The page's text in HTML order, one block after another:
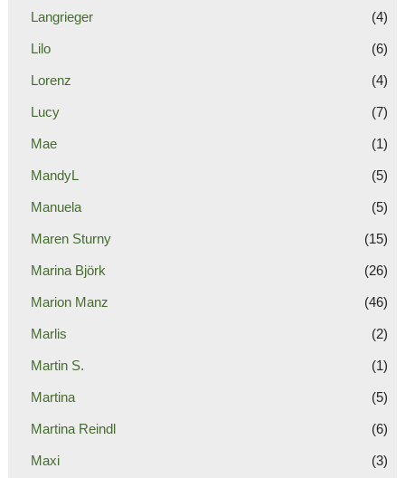
Langrieger (4)
Lilo (6)
Lorenz (4)
Lucy (7)
Mae (1)
MandyL (5)
Manuela (5)
Maren Sturny (15)
Marina Björk (26)
Marion Manz (46)
Marlis (2)
Martin S. (1)
Martina (5)
Martina Reindl (6)
Maxi (3)